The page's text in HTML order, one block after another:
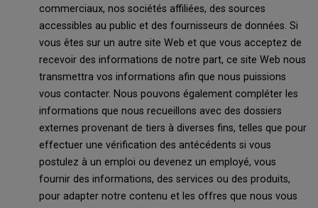
commerciaux, nos sociétés affiliées, des sources
accessibles au public et des fournisseurs de données. Si
vous êtes sur un autre site Web et que vous acceptez de
recevoir des informations de notre part, ce site Web nous
transmettra vos informations afin que nous puissions
vous contacter. Nous pouvons également compléter les
informations que nous recueillons avec des dossiers
externes provenant de tiers à diverses fins, telles que pour
effectuer une vérification des antécédents si vous
postulez à un emploi ou devenez un employé, vous
fournir des informations, des services ou des produits,
pour adapter notre contenu et les offres que nous vous